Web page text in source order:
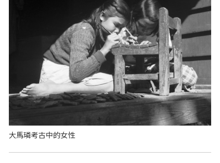
大馬璘考古中的女性